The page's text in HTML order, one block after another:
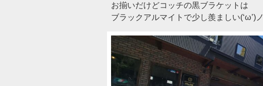
お揃いだけどコッチの黒ブラケットは
ブラックアルマイトで少し羨ましい(‘ω’)ノ